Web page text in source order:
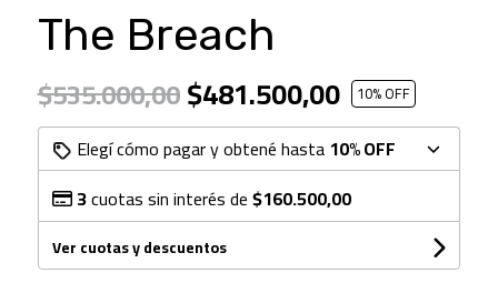
The Breach
$535.000,00$481.500,00 10% OFF
Elegí cómo pagar y obtené hasta 10% OFF
3cuotas sin interés de$160.500,00
Ver cuotas y descuentos